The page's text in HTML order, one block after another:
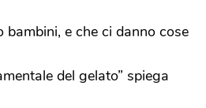
e che ci danno cose
del gelato” spiega